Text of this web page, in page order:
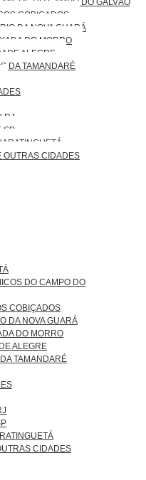
COBIÇADOS
DA NOVA GUARÁ
DO MORRO
ALEGRE
DA TAMANDARÉ
RJ
SP
OUTRAS CIDADES
DO CAMPO DO
COBIÇADOS
DA NOVA GUARÁ
DO MORRO
ALEGRE
TAMANDARÉ
CIDADES